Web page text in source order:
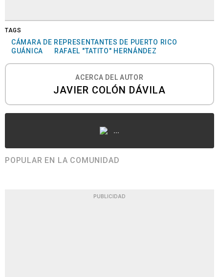
TAGS
CÁMARA DE REPRESENTANTES DE PUERTO RICO
GUÁNICA
RAFAEL "TATITO" HERNÁNDEZ
ACERCA DEL AUTOR
JAVIER COLÓN DÁVILA
...
POPULAR EN LA COMUNIDAD
PUBLICIDAD